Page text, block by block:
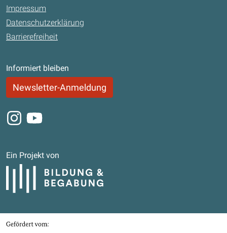
Impressum
Datenschutzerklärung
Barrierefreiheit
Informiert bleiben
Newsletter-Anmeldung
Instagram
Youtube
Ein Projekt von
Bildung und Begabung
Gefördert von
Bundesministerium für Bildung, Familie, Senioren, Frauen und Jugend